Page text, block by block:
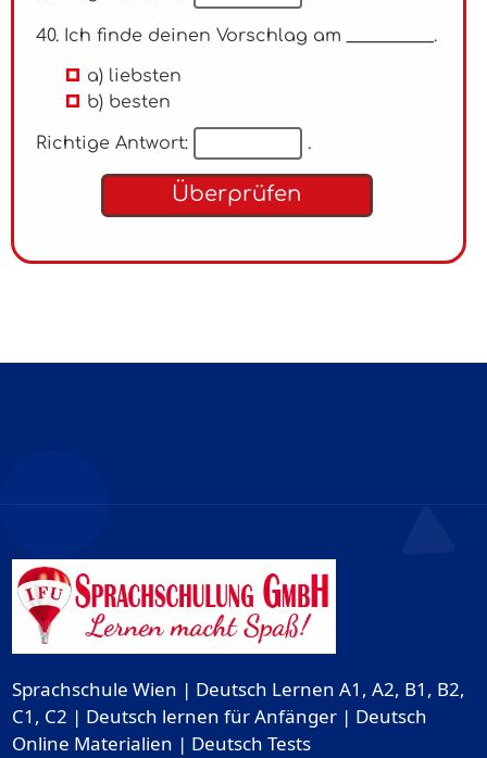
40. Ich finde deinen Vorschlag am __________.
a) liebsten
b) besten
Richtige Antwort: .
Überprüfen
Sprachschule Wien | Deutsch Lernen A1, A2, B1, B2,
C1, C2 | Deutsch lernen für Anfänger | Deutsch
Online Materialien | Deutsch Tests